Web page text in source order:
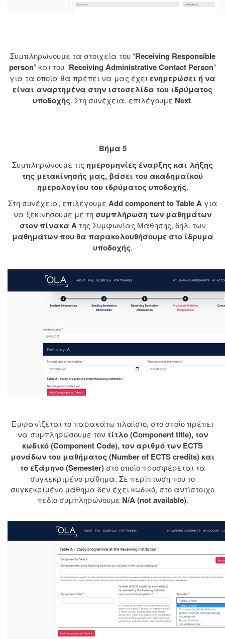
Συμπληρώνουμε τα στοιχεία του “Receiving Responsible
person” και του “Receiving Administrative Contact Person”
για τα οποία θα πρέπει να μας έχει ενημερώσει ή να
είναι αναρτημένα στην ιστοσελίδα του ιδρύματος
υποδοχής. Στη συνέχεια, επιλέγουμε Next.
Βήμα 5
Συμπληρώνουμε τις ημερομηνίες έναρξης και λήξης
της μετακίνησής μας, βάσει του ακαδημαϊκού
ημερολογίου του ιδρύματος υποδοχής.
Στη συνέχεια, επιλέγουμε Add component to Table A για
να ξεκινήσουμε με τη συμπλήρωση των μαθημάτων
στον πίνακα Α της Συμφωνίας Μάθησης, δηλ. των
μαθημάτων που θα παρακολουθήσουμε στο ίδρυμα
υποδοχής.
Εμφανίζεται το παρακάτω πλαίσιο, στο οποίο πρέπει
να συμπληρώσουμε τον τίτλο (Component title), τον
κωδικό (Component Code), τον αριθμό των ECTS
μονάδων του μαθήματος (Number of ECTS credits) και
το εξάμηνο (Semester)στο οποίο προσφέρεται τα
συγκεκριμένο μάθημα. Σε περίπτωση που το
συγκεκριμένο μάθημα δεν έχει κωδικό, στο αντίστοιχο
πεδίο συμπληρώνουμε N/A (not available).